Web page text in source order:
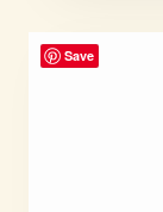
Save